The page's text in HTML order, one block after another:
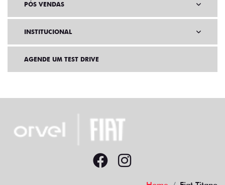
PÓS VENDAS
INSTITUCIONAL
AGENDE UM TEST DRIVE